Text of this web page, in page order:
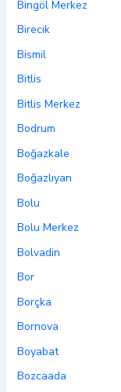
Bingöl Merkez
Birecik
Bismil
Bitlis
Bitlis Merkez
Bodrum
Boğazkale
Boğazlıyan
Bolu
Bolu Merkez
Bolvadin
Bor
Borçka
Bornova
Boyabat
Bozcaada